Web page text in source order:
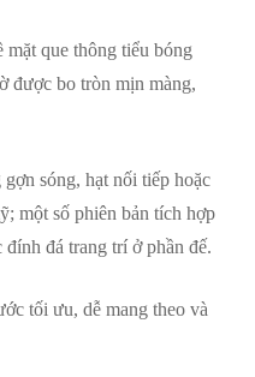
mặt que thông tiểu bóng
được bo tròn mịn màng,
gợn sóng, hạt nối tiếp hoặc
một số phiên bản tích hợp
đá trang trí ở phần đế.
tối ưu, dễ mang theo và